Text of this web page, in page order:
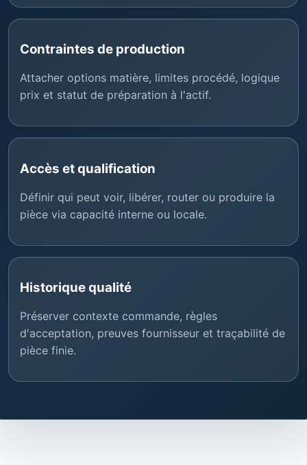
Contraintes de production
Attacher options matière, limites procédé, logique
prix et statut de préparation à l'actif.
Accès et qualification
Définir qui peut voir, libérer, router ou produire la
pièce via capacité interne ou locale.
Historique qualité
Préserver contexte commande, règles
d'acceptation, preuves fournisseur et traçabilité de
pièce finie.